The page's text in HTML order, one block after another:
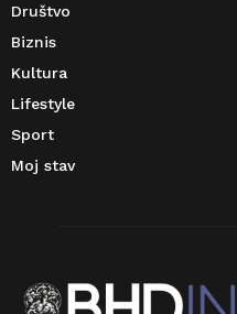
Društvo
Biznis
Kultura
Lifestyle
Sport
Moj stav